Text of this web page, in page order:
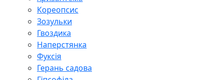
Кореопсис
Зозульки
Гвоздика
Наперстянка
Фуксія
Герань садова